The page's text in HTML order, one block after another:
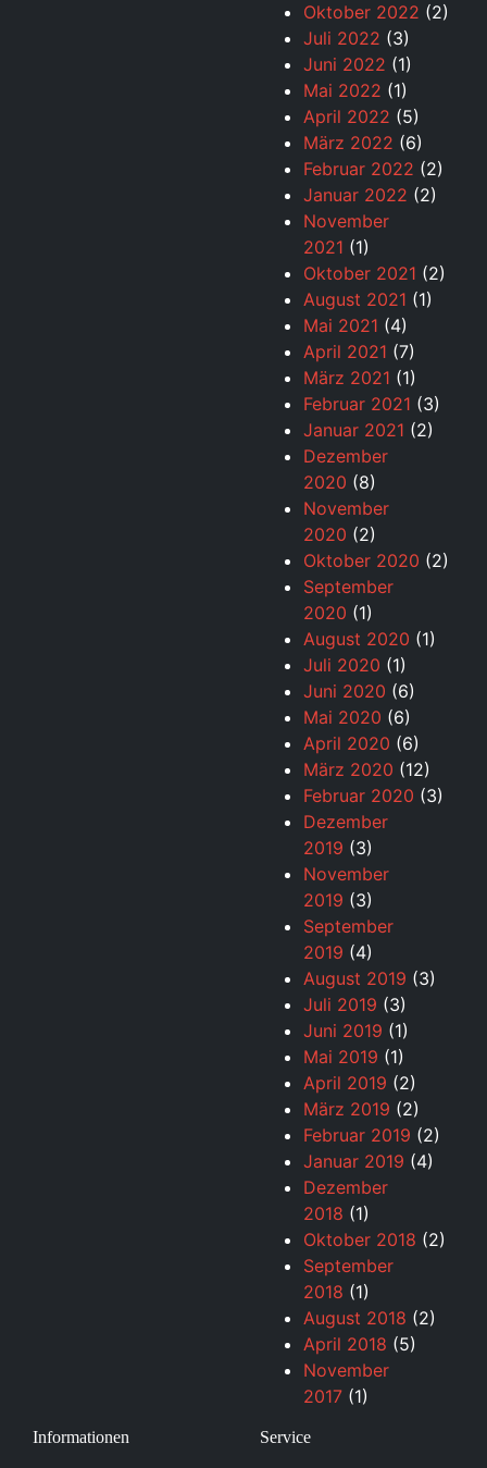
Oktober 2022 (2)
Juli 2022 (3)
Juni 2022 (1)
Mai 2022 (1)
April 2022 (5)
März 2022 (6)
Februar 2022 (2)
Januar 2022 (2)
November
2021 (1)
Oktober 2021 (2)
August 2021 (1)
Mai 2021 (4)
April 2021 (7)
März 2021 (1)
Februar 2021 (3)
Januar 2021 (2)
Dezember
2020 (8)
November
2020 (2)
Oktober 2020 (2)
September
2020 (1)
August 2020 (1)
Juli 2020 (1)
Juni 2020 (6)
Mai 2020 (6)
April 2020 (6)
März 2020 (12)
Februar 2020 (3)
Dezember
2019 (3)
November
2019 (3)
September
2019 (4)
August 2019 (3)
Juli 2019 (3)
Juni 2019 (1)
Mai 2019 (1)
April 2019 (2)
März 2019 (2)
Februar 2019 (2)
Januar 2019 (4)
Dezember
2018 (1)
Oktober 2018 (2)
September
2018 (1)
August 2018 (2)
April 2018 (5)
November
2017 (1)
Informationen Service